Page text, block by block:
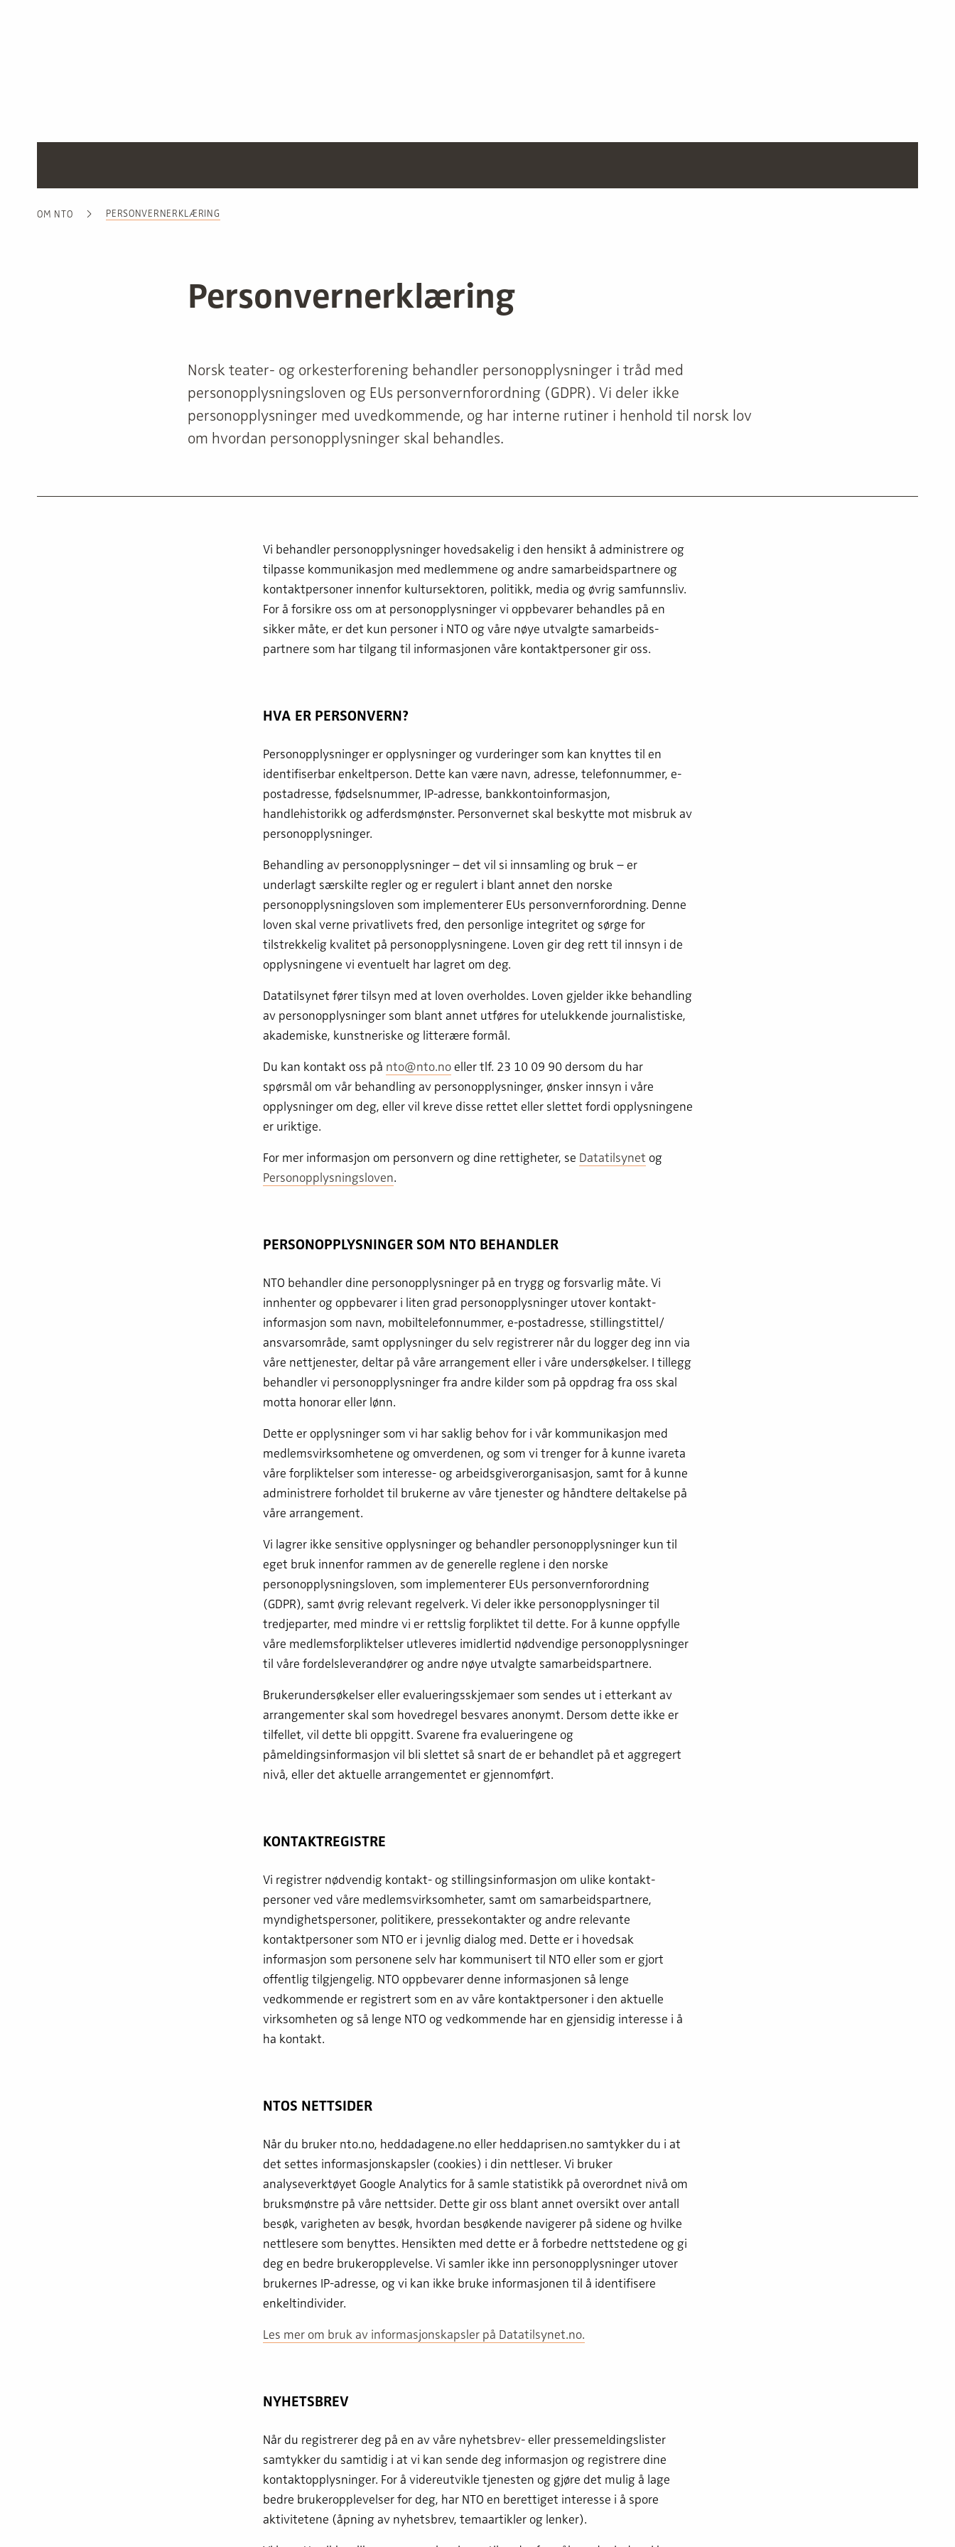
OM NTO PERSONVERNERKLÆRING
Personvernerklæring
Norsk teater- og orkesterforening behandler personopplysninger i tråd med
personopplysningsloven og EUs personvernforordning (GDPR). Vi deler ikke
personopplysninger med uvedkommende, og har interne rutiner i henhold til norsk lov
om hvordan personopplysninger skal behandles.
Vi behandler personopplysninger hovedsakelig i den hensikt å administrere og
tilpasse kommunikasjon med medlemmene og andre samarbeidspartnere og
kontaktpersoner innenfor kultursektoren, politikk, media og øvrig samfunnsliv.
For å forsikre oss om at personopplysninger vi oppbevarer behandles på en
sikker måte, er det kun personer i NTO og våre nøye utvalgte samarbeids­
partnere som har tilgang til informasjonen våre kontaktpersoner gir oss.
HVA ER PERSONVERN?
Personopplysninger er opplysninger og vurderinger som kan knyttes til en
identifiserbar enkeltperson. Dette kan være navn, adresse, telefonnummer, e-
postadresse, fødselsnummer, IP-adresse, bankkontoinformasjon,
handlehistorikk og adferdsmønster. Personvernet skal beskytte mot misbruk av
personopplysninger.
Behandling av personopplysninger – det vil si innsamling og bruk – er
underlagt særskilte regler og er regulert i blant annet den norske
personopplysningsloven som implementerer EUs personvernforordning. Denne
loven skal verne privatlivets fred, den personlige integritet og sørge for
tilstrekkelig kvalitet på personopplysningene. Loven gir deg rett til innsyn i de
opplysningene vi eventuelt har lagret om deg.
Datatilsynet fører tilsyn med at loven overholdes. Loven gjelder ikke behandling
av personopplysninger som blant annet utføres for utelukkende journalistiske,
akademiske, kunstneriske og litterære formål.
Du kan kontakt oss på nto@nto.noeller tlf. 23 10 09 90 dersom du har
spørsmål om vår behandling av personopplysninger, ønsker innsyn i våre
opplysninger om deg, eller vil kreve disse rettet eller slettet fordi opplysningene
er uriktige.
For mer informasjon om personvern og dine rettigheter, se Datatilsynet og
Personopplysningsloven.
PERSONOPPLYSNINGER SOM NTO BEHANDLER
NTO behandler dine personopplysninger på en trygg og forsvarlig måte. Vi
innhenter og oppbevarer i liten grad personopplysninger utover kontakt­
informasjon som navn, mobiltelefonnummer, e-postadresse, stillingstittel/
ansvarsområde, samt opplysninger du selv registrerer når du logger deg inn via
våre nettjenester, deltar på våre arrangement eller i våre undersøkelser. I tillegg
behandler vi personopplysninger fra andre kilder som på oppdrag fra oss skal
motta honorar eller lønn.
Dette er opplysninger som vi har saklig behov for i vår kommunikasjon med
medlemsvirksomhetene og omverdenen, og som vi trenger for å kunne ivareta
våre forpliktelser som interesse- og arbeidsgiverorganisasjon, samt for å kunne
administrere forholdet til brukerne av våre tjenester og håndtere deltakelse på
våre arrangement.
Vi lagrer ikke sensitive opplysninger og behandler personopplysninger kun til
eget bruk innenfor rammen av de generelle reglene i den norske
personopplysningsloven, som implementerer EUs personvernforordning
(GDPR), samt øvrig relevant regelverk. Vi deler ikke personopplysninger til
tredjeparter, med mindre vi er rettslig forpliktet til dette. For å kunne oppfylle
våre medlemsforpliktelser utleveres imidlertid nødvendige personopplysninger
til våre fordelsleverandører og andre nøye utvalgte samarbeidspartnere.
Brukerundersøkelser eller evalueringsskjemaer som sendes ut i etterkant av
arrangementer skal som hovedregel besvares anonymt. Dersom dette ikke er
tilfellet, vil dette bli oppgitt. Svarene fra evalueringene og
påmeldingsinformasjon vil bli slettet så snart de er behandlet på et aggregert
nivå, eller det aktuelle arrangementet er gjennomført.
KONTAKTREGISTRE
Vi registrer nødvendig kontakt- og stillingsinformasjon om ulike kontakt­
personer ved våre medlemsvirksomheter, samt om samarbeidspartnere,
myndighetspersoner, politikere, pressekontakter og andre relevante
kontaktpersoner som NTO er i jevnlig dialog med. Dette er i hovedsak
informasjon som personene selv har kommunisert til NTO eller som er gjort
offentlig tilgjengelig. NTO oppbevarer denne informasjonen så lenge
vedkommende er registrert som en av våre kontaktpersoner i den aktuelle
virksomheten og så lenge NTO og vedkommende har en gjensidig interesse i å
ha kontakt.
NTOS NETTSIDER
Når du bruker nto.no, heddadagene.no eller heddaprisen.no samtykker du i at
det settes informasjonskapsler (cookies) i din nettleser. Vi bruker
analyseverktøyet Google Analytics for å samle statistikk på overordnet nivå om
bruksmønstre på våre nettsider. Dette gir oss blant annet oversikt over antall
besøk, varigheten av besøk, hvordan besøkende navigerer på sidene og hvilke
nettlesere som benyttes. Hensikten med dette er å forbedre nettstedene og gi
deg en bedre brukeropplevelse. Vi samler ikke inn personopplysninger utover
brukernes IP-adresse, og vi kan ikke bruke informasjonen til å identifisere
enkeltindivider.
Les mer om bruk av informasjonskapsler på Datatilsynet.no.
NYHETSBREV
Når du registrerer deg på en av våre nyhetsbrev- eller pressemeldingslister
samtykker du samtidig i at vi kan sende deg informasjon og registrere dine
kontaktopplysninger. For å videreutvikle tjenesten og gjøre det mulig å lage
bedre brukeropplevelser for deg, har NTO en berettiget interesse i å spore
aktivitetene (åpning av nyhetsbrev, temaartikler og lenker).